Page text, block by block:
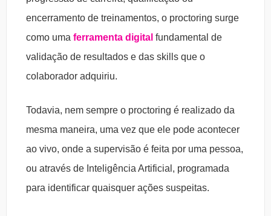
encerramento de treinamentos, o proctoring surge
como uma ferramenta digital fundamental de
validação de resultados e das skills que o
colaborador adquiriu.
Todavia, nem sempre o proctoring é realizado da
mesma maneira, uma vez que ele pode acontecer
ao vivo, onde a supervisão é feita por uma pessoa,
ou através de Inteligência Artificial, programada
para identificar quaisquer ações suspeitas.